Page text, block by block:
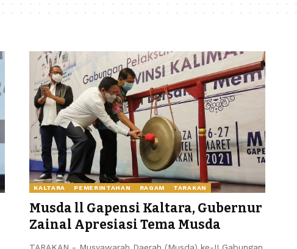
KALTARA PEMERINTAHAN RAGAM TARAKAN
Musda ll Gapensi Kaltara, Gubernur
Zainal Apresiasi Tema Musda